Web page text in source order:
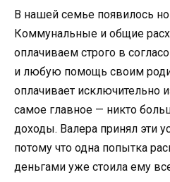
В нашей семье появилось
Коммунальные и общие
оплачиваем строго в
и любую помощь своим
оплачивает исключительно
самое главное — никто
доходы. Валера принял эти
потому что одна попытка
деньгами уже стоила ему